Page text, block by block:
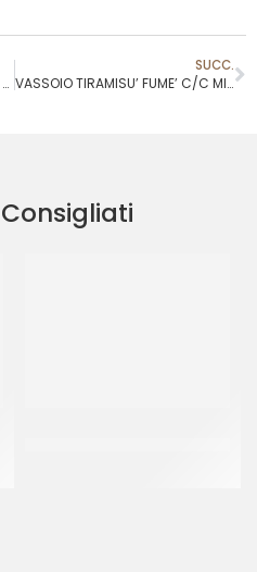
VASSOIO PROFITTEROL MISURA 5 45X23
SUCC.
VASSOIO TIRAMISU’ FUME’ C/C MIS 2